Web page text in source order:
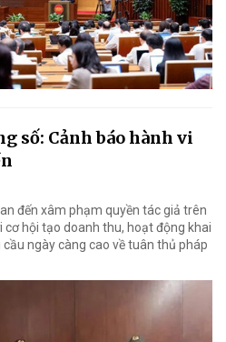
số: Cảnh báo hành vi
đến xâm phạm quyền tác giả trên
cơ hội tạo doanh thu, hoạt động khai
ngày càng cao về tuân thủ pháp